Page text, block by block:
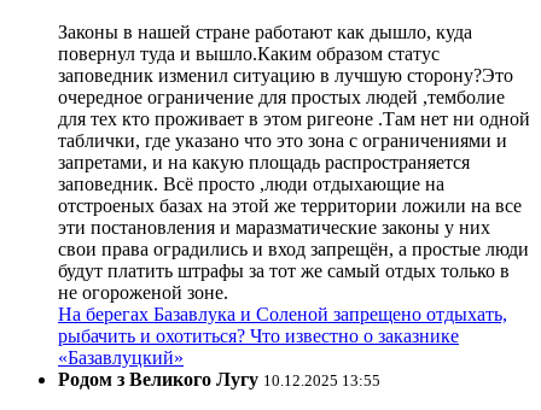
Законы в нашей стране работают как дышло, куда
повернул туда и вышло.Каким образом статус
заповедник изменил ситуацию в лучшую сторону?Это
очередное ограничение для простых людей ,темболие
для тех кто проживает в этом ригеоне .Там нет ни одной
таблички, где указано что это зона с ограничениями и
запретами, и на какую площадь распространяется
заповедник. Всё просто ,люди отдыхающие на
отстроеных базах на этой же территории ложили на все
эти постановления и маразматические законы у них
свои права оградились и вход запрещён, а простые люди
будут платить штрафы за тот же самый отдых только в
не огороженой зоне.
На берегах Базавлука и Соленой запрещено отдыхать,
рыбачить и охотиться? Что известно о заказнике
«Базавлуцкий»
Родом з Великого Лугу 10.12.2025 13:55